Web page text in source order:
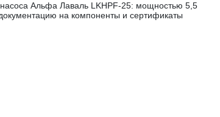
Альфа Лаваль LKHPF-25: мощностью 5,5
на компоненты и сертификаты